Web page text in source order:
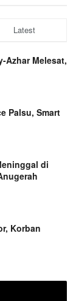
Latest
Azhar Melesat,
Palsu, Smart
di
Korban